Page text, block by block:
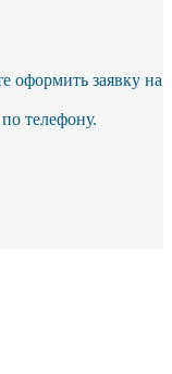
оформить заявку на
телефону.